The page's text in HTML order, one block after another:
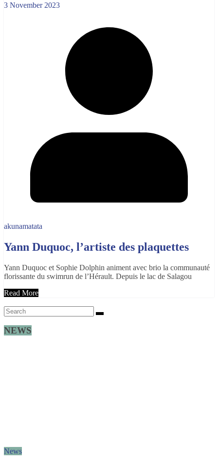
3 November 2023
akunamatata
Yann Duquoc, l’artiste des plaquettes
Yann Duquoc et Sophie Dolphin animent avec brio la communauté
florissante du swimrun de l’Hérault. Depuis le lac de Salagou
Read More
NEWS
News